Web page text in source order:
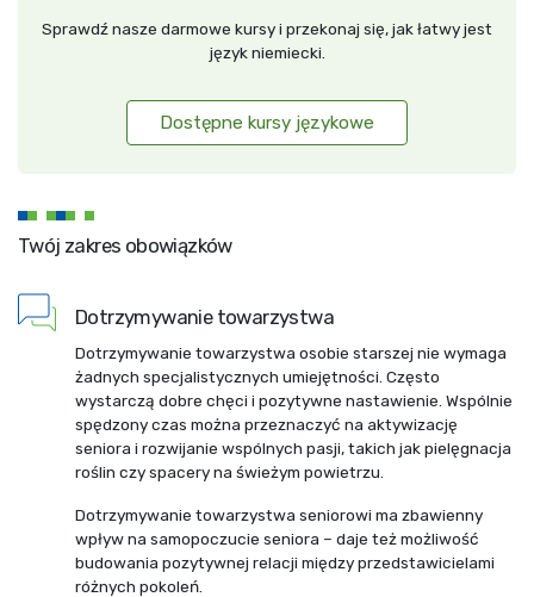
Sprawdź nasze darmowe kursy i przekonaj się, jak łatwy jest
język niemiecki.
Dostępne kursy językowe
Twój zakres obowiązków
Dotrzymywanie towarzystwa
Dotrzymywanie towarzystwa osobie starszej nie wymaga
żadnych specjalistycznych umiejętności. Często
wystarczą dobre chęci i pozytywne nastawienie. Wspólnie
spędzony czas można przeznaczyć na aktywizację
seniora i rozwijanie wspólnych pasji, takich jak pielęgnacja
roślin czy spacery na świeżym powietrzu.
Dotrzymywanie towarzystwa seniorowi ma zbawienny
wpływ na samopoczucie seniora – daje też możliwość
budowania pozytywnej relacji między przedstawicielami
różnych pokoleń.